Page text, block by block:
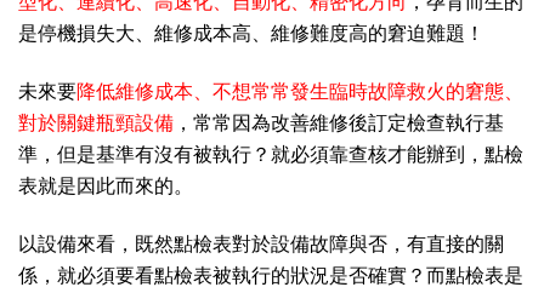
是停機損失大、維修成本高、維修難度高的窘迫難題！
未來要降低維修成本、不想常常發生臨時故障救火的窘態、
對於關鍵瓶頸設備 ，常常因為改善維修後訂定檢查執行基
準，但是基準有沒有被執行？就必須靠查核才能辦到，點檢
表就是因此而來的。
以設備來看，既然點檢表對於設備故障與否，有直接的關
係，就必須要看點檢表被執行的狀況是否確實？而點檢表是